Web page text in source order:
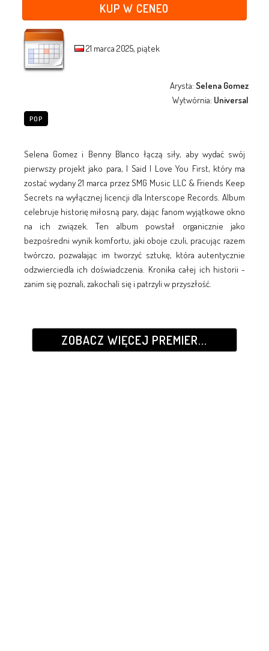
KUP W CENEO
21 marca 2025, piątek
Arysta:Selena Gomez
Wytwórnia: Universal
POP
Selena Gomez i Benny Blanco łączą siły, aby wydać swój
pierwszy projekt jako para, I Said I Love You First, który ma
zostać wydany 21 marca przez SMG Music LLC & Friends Keep
Secrets na wyłącznej licencji dla Interscope Records. Album
celebruje historię miłosną pary, dając fanom wyjątkowe okno
na ich związek. Ten album powstał organicznie jako
bezpośredni wynik komfortu, jaki oboje czuli, pracując razem
twórczo, pozwalając im tworzyć sztukę, która autentycznie
odzwierciedla ich doświadczenia. Kronika całej ich historii -
zanim się poznali, zakochali się i patrzyli w przyszłość.
ZOBACZ WIĘCEJ PREMIER...